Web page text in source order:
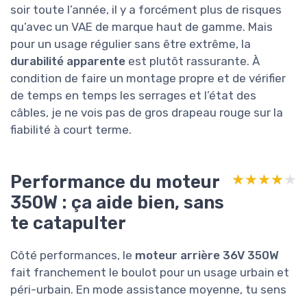
soir toute l’année, il y a forcément plus de risques
qu’avec un VAE de marque haut de gamme. Mais
pour un usage régulier sans être extrême, la
durabilité apparente est plutôt rassurante. À
condition de faire un montage propre et de vérifier
de temps en temps les serrages et l’état des
câbles, je ne vois pas de gros drapeau rouge sur la
fiabilité à court terme.
Performance du moteur
350W : ça aide bien, sans
te catapulter
★★★★★
★★★★★
Côté performances, le moteur arrière 36V 350W
fait franchement le boulot pour un usage urbain et
péri-urbain. En mode assistance moyenne, tu sens